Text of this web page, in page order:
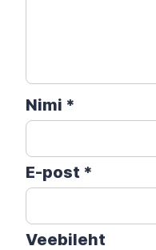
Nimi *
E-post *
Veebileht